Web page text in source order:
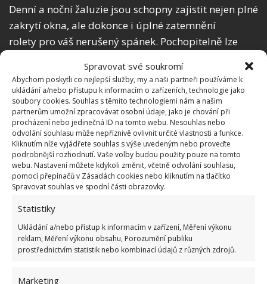
Spravovat své soukromí
Abychom poskytli co nejlepší služby, my a naši partneři používáme k
ukládání a/nebo přístupu k informacím o zařízeních, technologie jako
soubory cookies. Souhlas s těmito technologiemi nám a našim
partnerům umožní zpracovávat osobní údaje, jako je chování při
procházení nebo jedinečná ID na tomto webu. Nesouhlas nebo
odvolání souhlasu může nepříznivě ovlivnit určité vlastnosti a funkce.
Kliknutím níže vyjádřete souhlas s výše uvedeným nebo proveďte
podrobnější rozhodnutí. Vaše volby budou použity pouze na tomto
webu. Nastavení můžete kdykoli změnit, včetně odvolání souhlasu,
pomocí přepínačů v Zásadách cookies nebo kliknutím na tlačítko
Spravovat souhlas ve spodní části obrazovky.
Statistiky
Ukládání a/nebo přístup k informacím v zařízení, Měření výkonu
reklam, Měření výkonu obsahu, Porozumění publiku
prostřednictvím statistik nebo kombinací údajů z různých zdrojů.
Marketing
Denní a noční žaluzie jsou schopny zajistit nejen plné
zakrytí okna, ale dokonce i úplné zatemnění
rolety pro váš nerušený spánek. Pochopitelně lze
okna.
Inovativní design spolu s jednoduchým ovládáním
zajistí snadné přepínání mezi jednotlivými režimy
překrytí.Flexibilita žaluziíumožní jejich používání
napříč vaším celým domovem, ať už se jedná o
ložnici či obývací pokoj. Díky možnosti regulovat
přísun světla oceníte denní a noční žaluzie
nebudou rušené brzkým slunečním svitem, a
pokud trávíte hodně času před displejem laptopu,
uleví se i vašim očím, neboť vás od práce nebudou